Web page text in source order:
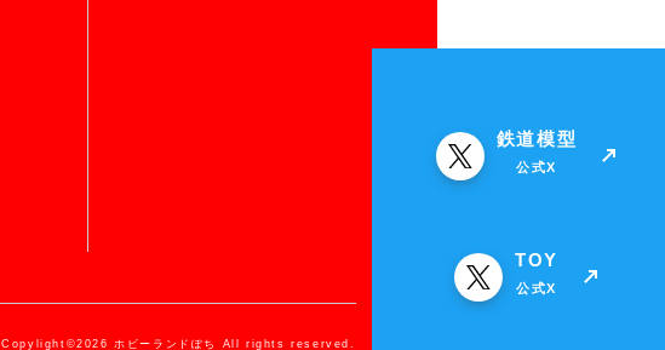
Copylight©2026 ホビーランドぽち All rights reserved.
鉄道模型
公式X
TOY
公式X